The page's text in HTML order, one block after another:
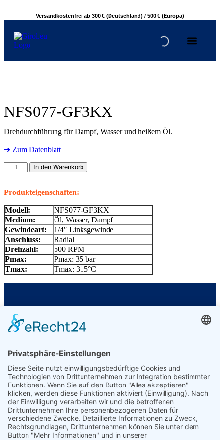
Versandkostenfrei ab 300 € (Deutschland) / 500 € (Europa)
NFS077-GF3KX
Drehdurchführung für Dampf, Wasser und heißem Öl.
➔ Zum Datenblatt
In den Warenkorb
Produkteigenschaften:
Modell:
NFS077-GF3KX
Medium:
Öl, Wasser, Dampf
Gewindeart:
1/4″ Linksgewinde
Anschluss:
Radial
Drehzahl:
500 RPM
Pmax:
Pmax: 35 bar
Tmax:
Tmax: 315°C
Am Wasserwerk 1
58840 Plettenberg
Ust.-ID: DE370009775
Kontakt
E-Mail: info@girol.eu